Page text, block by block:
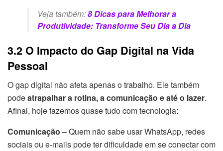
Veja também:8 Dicas para Melhorar a
Produtividade: Transforme Seu Dia a Dia
3.2 O Impacto do Gap Digital na Vida
Pessoal
O gap digital não afeta apenas o trabalho. Ele também
podeatrapalhar a rotina, a comunicação e até o lazer.
Afinal, hoje fazemos quase tudo com tecnologia:
Comunicação – Quem não sabe usar WhatsApp, redes
sociais ou e-mails pode ter dificuldade em se conectar com